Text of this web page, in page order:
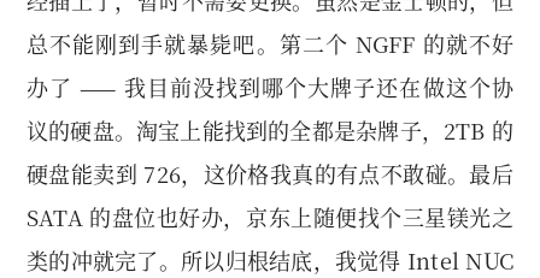
总不能刚到手就暴毙吧。第二个 NGFF 的就不好
办了 —— 我目前没找到哪个大牌子还在做这个协
议的硬盘。淘宝上能找到的全都是杂牌子，2TB 的
硬盘能卖到 726，这价格我真的有点不敢碰。最后
SATA 的盘位也好办，京东上随便找个三星镁光之
类的冲就完了。所以归根结底，我觉得 Intel NUC